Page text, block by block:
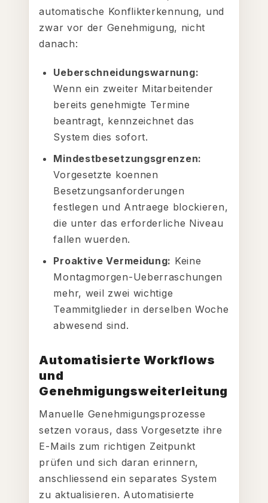
automatische Konflikterkennung, und
zwar vor der Genehmigung, nicht
danach:
Ueberschneidungswarnung:
Wenn ein zweiter Mitarbeitender
bereits genehmigte Termine
beantragt, kennzeichnet das
System dies sofort.
Mindestbesetzungsgrenzen:
Vorgesetzte koennen
Besetzungsanforderungen
festlegen und Antraege blockieren,
die unter das erforderliche Niveau
fallen wuerden.
Proaktive Vermeidung: Keine
Montagmorgen-Ueberraschungen
mehr, weil zwei wichtige
Teammitglieder in derselben Woche
abwesend sind.
Automatisierte Workflows
und
Genehmigungsweiterleitung
Manuelle Genehmigungsprozesse
setzen voraus, dass Vorgesetzte ihre
E-Mails zum richtigen Zeitpunkt
prüfen und sich daran erinnern,
anschliessend ein separates System
zu aktualisieren. Automatisierte